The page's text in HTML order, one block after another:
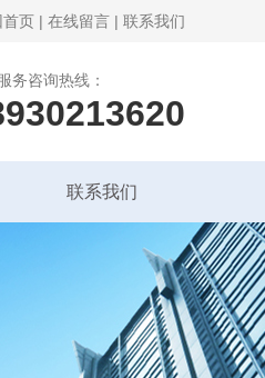
首页 | 在线留言 | 联系我们
务咨询热线：
联系我们